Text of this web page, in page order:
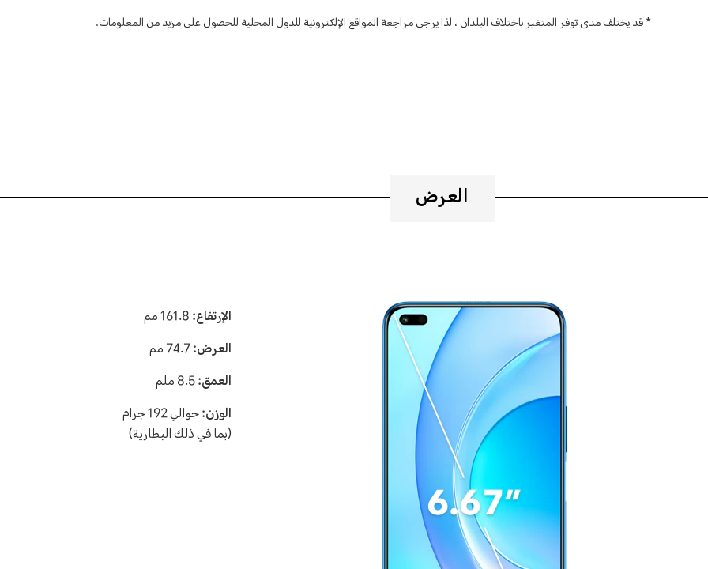
* قد يختلف مدى توفر المتغير باختلاف البلدان ، لذا يرجى مراجعة المواقع الإلكترونية للدول المحلية للحصول على مزيد من المعلومات.
العرض
الإرتفاع:
العرض:
العمق:
الوزن:حوالي 192 جرام
(بما في ذلك البطارية)